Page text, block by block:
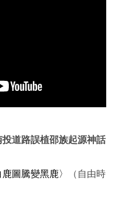
道路誤植邵族起源神話
圖騰變黑鹿〉
（自由時